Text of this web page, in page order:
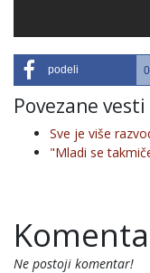
podeli 0
Povezane vesti
Sve je više
"Mladi se
Ne postoji komentar!